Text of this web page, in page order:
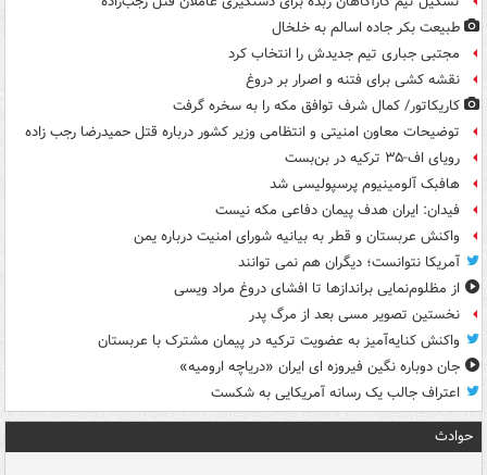
طبیعت بکر جاده اسالم به خلخال
مجتبی جباری تیم جدیدش را انتخاب کرد
نقشه کشی برای فتنه و اصرار بر دروغ
کاریکاتور/ کمال شرف توافق مکه را به سخره گرفت
توضیحات معاون امنیتی و انتظامی وزیر کشور درباره قتل حمیدرضا رجب زاده
رویای اف-۳۵ ترکیه در بن‌بست
هافبک آلومینیوم پرسپولیسی شد
فیدان: ایران هدف پیمان دفاعی مکه نیست
واکنش عربستان و قطر به بیانیه شورای امنیت درباره یمن
آمریکا نتوانست؛ دیگران هم نمی توانند
از مظلوم‌نمایی براندازها تا افشای دروغ مراد ویسی
نخستین تصویر مسی بعد از مرگ پدر
واکنش کنایه‌آمیز به عضویت ترکیه در پیمان مشترک با عربستان
جان دوباره نگین فیروزه ای ایران «دریاچه ارومیه»
اعتراف جالب یک رسانه آمریکایی به شکست
حوادث